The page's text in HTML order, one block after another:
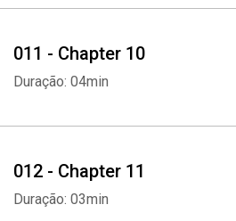
011 - Chapter 10
Duração: 04min
012 - Chapter 11
Duração: 03min
Whatsapp